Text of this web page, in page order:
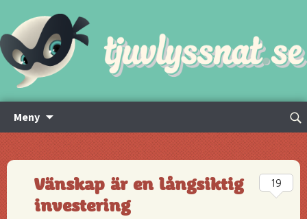
Meny
innehåll
Sök
Vänskap är en långsiktig
investering
19